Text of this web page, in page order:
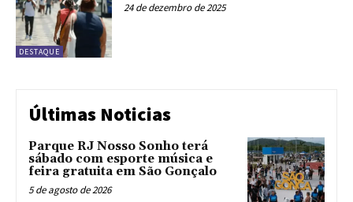
DESTAQUE
24 de dezembro de 2025
Últimas Noticias
Parque RJ Nosso Sonho terá
sábado com esporte música e
feira gratuita em São Gonçalo
5 de agosto de 2026